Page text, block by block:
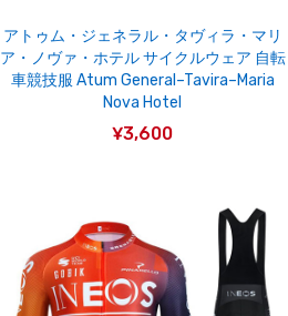
アトゥム・ジェネラル・タヴィラ・マリ
ア・ノヴァ・ホテル サイクルウェア 自転
車競技服 Atum General–Tavira–Maria
Nova Hotel
¥3,600